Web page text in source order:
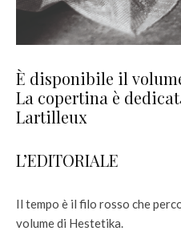
È disponibile il
La copertina è
Lartilleux
L’EDITORIALE
Il tempo è il filo rosso che
volume di Hestetika.